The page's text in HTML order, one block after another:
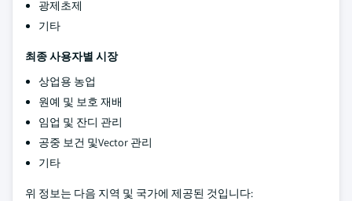
광제초제
기타
최종 사용자별 시장
상업용 농업
원예 및 보호 재배
임업 및 잔디 관리
공중 보건 및Vector 관리
기타
위 정보는 다음 지역 및 국가에 제공된 것입니다: